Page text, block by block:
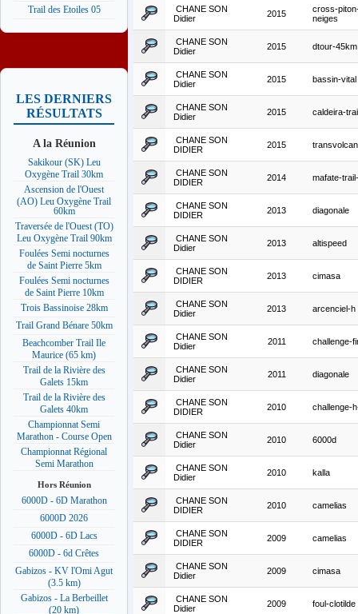
Trail des Etoiles 05
LES DERNIERS
RÉSULTATS
A la Réunion
Sakikour (SK) Leu
Oxygène Trail 30km
Ascension de l'Ouest
(AO) Leu Oxygène Trail
60km
Traversée de l'Ouest (TO)
Leu Oxygène Trail 90km
Foulées Semi nocturnes
de Saint Pierre 5km
Foulées Semi nocturnes
de Saint Pierre 10km
Trois Bassinoise 28km
Trail Grand Bénare 50km
Beachcomber Trail Ile
Maurice (65 km)
Trail de la Rivière des
Galets 15km
Trail de la Rivière des
Galets 40km
Championnat Semi
Marathon - Course Open
Championnat Régional
Semi Marathon
Hors Réunion
6000D - 6D Marathon
6000D 2026
6000D - 6D Lacs
6000D - 6d Crêtes
Gabizos - KV l'Omi Agut
(3.5 km)
Gabizos - La Berbeillet
(20 km)
CHANE SON
Didier
2015
cross-
neiges
CHANE SON
Didier
2015 dtour-45km
CHANE SON
Didier
2015 bassin-vital
CHANE SON
Didier
2015 caldeira-
CHANE SON
DIDIER
2015
CHANE SON
DIDIER
2014 mafate-
CHANE SON
DIDIER
2013 diagonale
CHANE SON
Didier
2013 altispeed
CHANE SON
DIDIER
2013 cimasa
CHANE SON
Didier
2013 arcenciel-h
CHANE SON
Didier
2011 challenge-
CHANE SON
Didier
2011 diagonale
CHANE SON
DIDIER
2010 challenge-
CHANE SON
Didier
2010 6000d
CHANE SON
Didier
2010 kalla
CHANE SON
DIDIER
2010 camelias
CHANE SON
DIDIER
2009 camelias
CHANE SON
Didier
2009 cimasa
CHANE SON
Didier
2009 foul-clotilde